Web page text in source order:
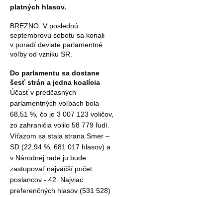
platných hlasov.
BREZNO. V poslednú
septembrovú sobotu sa konali
v poradí deviate parlamentné
voľby od vzniku SR.
Do parlamentu sa dostane
šesť strán a jedna koalícia
Účasť v predčasných
parlamentných voľbách bola
68,51 %, čo je 3 007 123 voličov,
zo zahraničia volilo 58 779 ľudí.
Víťazom sa stala strana Smer –
SD (22,94 %, 681 017 hlasov) a
v Národnej rade ju bude
zastupovať najväčší počet
poslancov - 42. Najviac
preferenčných hlasov (531 528)